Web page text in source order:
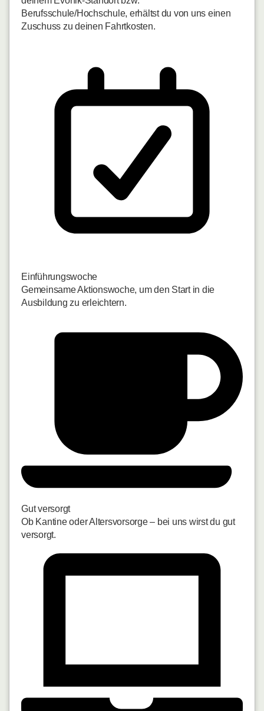
Berufsschule/Hochschule, erhältst du von uns einen
Zuschuss zu deinen Fahrtkosten.
Einführungswoche
Gemeinsame Aktionswoche, um den Start in die
Ausbildung zu erleichtern.
Gut versorgt
Ob Kantine oder Altersvorsorge – bei uns wirst du gut
versorgt.